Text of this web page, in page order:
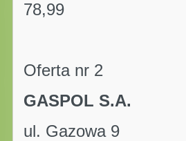
78,99
Oferta nr 2
GASPOL S.A.
ul.